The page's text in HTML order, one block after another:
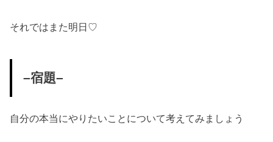
それではまた明日♡
–宿題–
自分の本当にやりたいことについて考えてみましょう